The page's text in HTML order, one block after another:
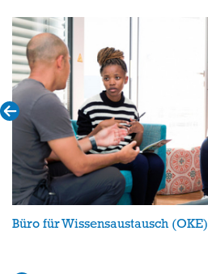
Büro für Wissensaustausch (OKE)